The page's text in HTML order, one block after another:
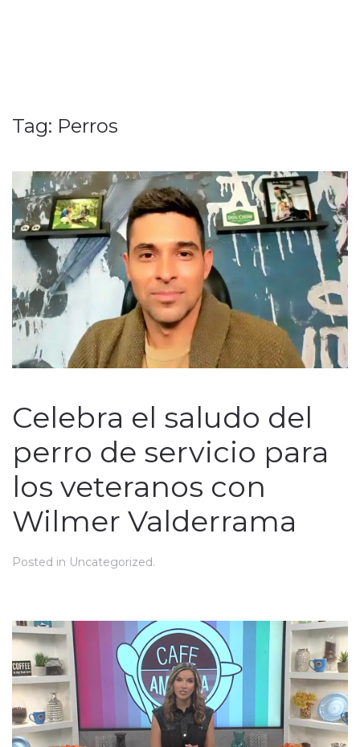
Tag: Perros
Celebra el saludo del
perro de servicio para
los veteranos con
Wilmer Valderrama
Posted in Uncategorized.